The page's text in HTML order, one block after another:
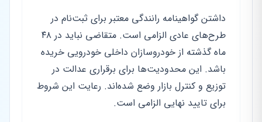
داشتن گواهینامه رانندگی معتبر برای ثبت‌نام در
طرح‌های عادی الزامی است. متقاضی نباید در ۴۸
ماه گذشته از خودروسازان داخلی خودرویی خریده
باشد. این محدودیت‌ها برای برقراری عدالت در
توزیع و کنترل بازار وضع شده‌اند. رعایت این شروط
برای تایید نهایی الزامی است.